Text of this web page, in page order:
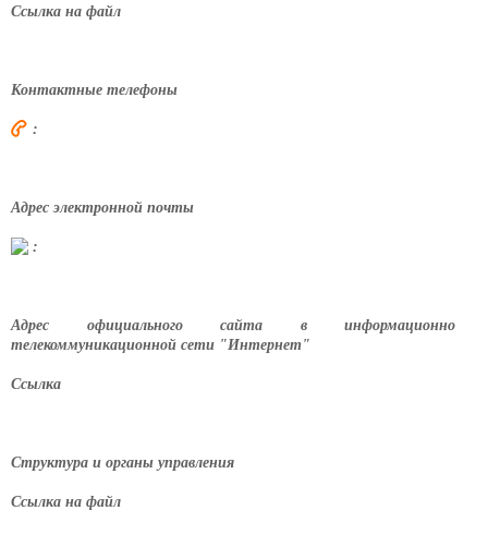
Ссылка на файл
Контактные телефоны
:
Адрес электронной почты
:
Адрес официального сайта в информационно
телекоммуникационной сети "Интернет"
Ссылка
Структура и органы управления
Ссылка на файл